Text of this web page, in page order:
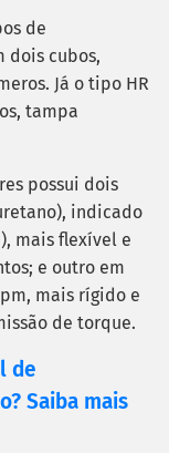
de
dois cubos,
Já o tipo HR
tampa
possui dois
indicado
mais flexível e
e outro em
mais rígido e
de torque.
de
Saiba mais